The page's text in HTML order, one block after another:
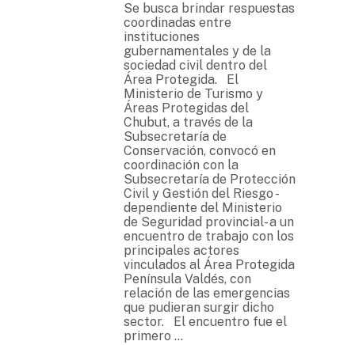
Se busca brindar respuestas
coordinadas entre
instituciones
gubernamentales y de la
sociedad civil dentro del
Área Protegida. El
Ministerio de Turismo y
Áreas Protegidas del
Chubut, a través de la
Subsecretaría de
Conservación, convocó en
coordinación con la
Subsecretaría de Protección
Civil y Gestión del Riesgo -
dependiente del Ministerio
de Seguridad provincial- a un
encuentro de trabajo con los
principales actores
vinculados al Área Protegida
Península Valdés, con
relación de las emergencias
que pudieran surgir dicho
sector. El encuentro fue el
primero